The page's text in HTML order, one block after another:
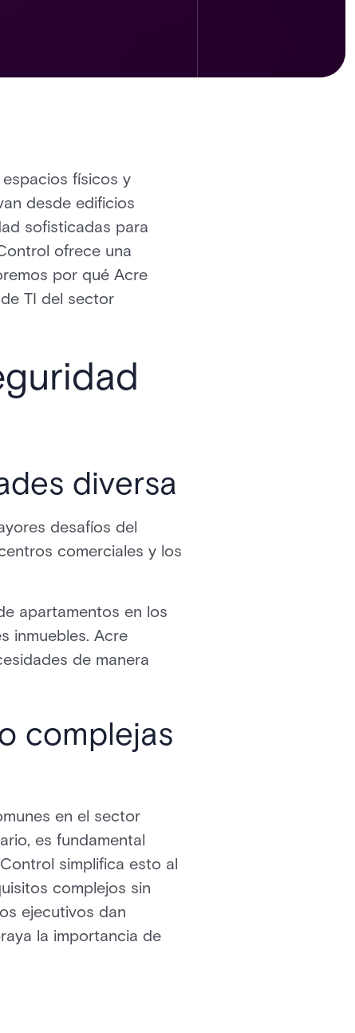
físicos y
desde edificios
sofisticadas para
ofrece una
por qué Acre
TI del sector
diversa
desafíos del
comerciales y los
apartamentos en los
inmuebles. Acre
de manera
complejas
en el sector
es fundamental
simplifica esto al
complejos sin
ejecutivos dan
la importancia de